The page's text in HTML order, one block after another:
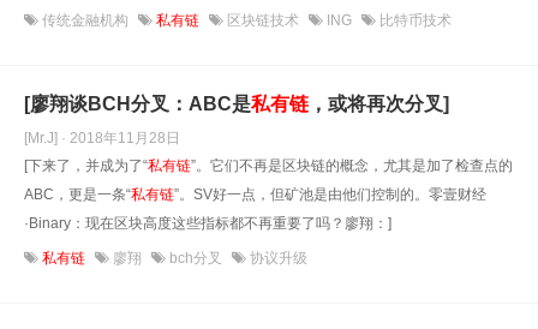
传统金融机构 私有链 区块链技术 ING 比特币技术
[廖翔谈BCH分叉：ABC是私有链 ，或将再次分叉]
[Mr.J] · 2018年11月28日
[下来了，并成为了“私有链”。它们不再是区块链的概念，尤其是加了检查点的
ABC，更是一条“私有链”。SV好一点，但矿池是由他们控制的。零壹财经
·Binary：现在区块高度这些指标都不再重要了吗？廖翔：]
私有链 廖翔 bch分叉 协议升级